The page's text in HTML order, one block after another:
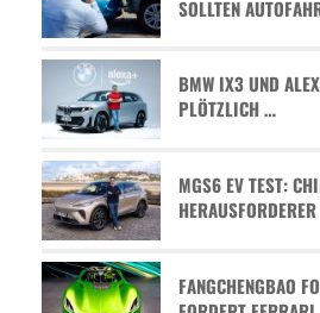
SOLLTEN
BMW IX3 UND
PLÖTZLICH …
MGS6 EV TEST:
FANGCHENGBAO